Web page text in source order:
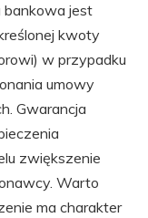
bankowa jest
kwoty
w przypadku
umowy
Gwarancja
zwiększenie
Warto
ma charakter